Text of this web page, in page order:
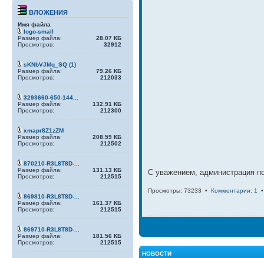
ВЛОЖЕНИЯ
Имя файла
logo-small
Размер файла:
28.07 КБ
Просмотров:
32912
sKNbVJMq_SQ (1)
Размер файла:
79.26 КБ
Просмотров:
212033
3293660-650-144...
Размер файла:
132.91 КБ
Просмотров:
212300
xmapr8Z1zZM
Размер файла:
208.59 КБ
Просмотров:
212502
870210-R3L8T8D-...
Размер файла:
131.13 КБ
Просмотров:
212515
869810-R3L8T8D-...
Размер файла:
161.37 КБ
Просмотров:
212515
869710-R3L8T8D-...
Размер файла:
181.56 КБ
Просмотров:
212515
С уважением, администрация
Просмотры: 73233 • Комментарии: 1
НОВОСТИ